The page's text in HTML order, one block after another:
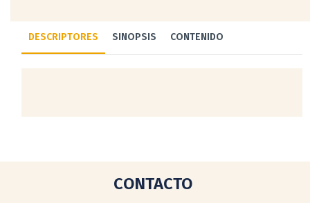
DESCRIPTORES SINOPSIS CONTENIDO
CONTACTO